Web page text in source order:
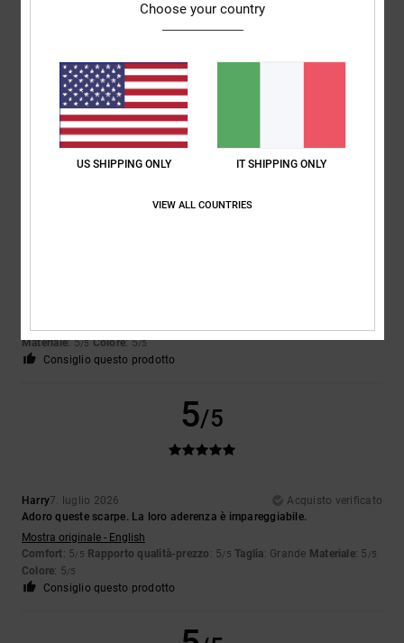
9. luglio 2026
Acquisto verificato
Erano proprio quello che voleva mio figlio
Mostra originale - English
Comfort: 5/5 Rapporto qualità-prezzo
Materiale: 5/5 Colore: 5/5
Consiglio questo prodotto
5/5
Materiale: 5/5 Colore: 5/5
Consiglio questo prodotto
5/5
Harry7. luglio 2026
Acquisto verificato
Adoro queste scarpe. La loro aderenza è impareggiabile.
Mostra originale - English
Comfort: 5/5 Rapporto qualità-prezzo : 5/5 Taglia: Grande Materiale: 5 /5
Colore: 5/5
Consiglio questo prodotto
Choose your country
US SHIPPING ONLY IT SHIPPING ONLY
VIEW ALL COUNTRIES